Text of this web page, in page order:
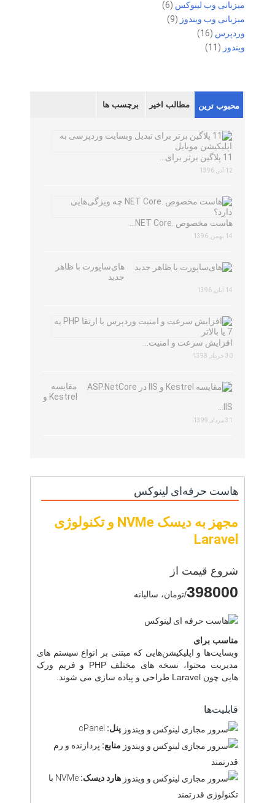
میزبانی وب لینوکس (6)
میزبانی وب ویندوز (9)
وردپرس (16)
ویندوز (11)
محبوب ترین مطالب اخیر برچسب ها
11 پلاگین برتر برای…
12 آذر, 1396
هاست مخصوص .NET Core…
14 بهمن, 1396
های‌ساپورت با ظاهر
جدید
14 آبان, 1396
افزایش سرعت و امنیت…
30 خرداد, 1398
مقایسه
Kestrel و
IIS…
31 مرداد, 1399
هاست حرفه‌ای لینوکس
مجهز به دیسک NVMe و تکنولوژی
Laravel
شروع قیمت از
398000/تومان، سالیانه
مناسب برای
وبسایت‌ها و اپلیکیشن‌هایی که مبتنی بر انواع سیستم های
مدیریت محتوا، نسخه های مختلف PHP و فریم ورک
هایی چون Laravel طراحی و پیاده سازی می شوند.
قابلیت‌ها
پنل:
منابع: پردازنده و رم
قدرتمند
هارد دیسک:
NVMe با
تکنولوژی قدرتمند